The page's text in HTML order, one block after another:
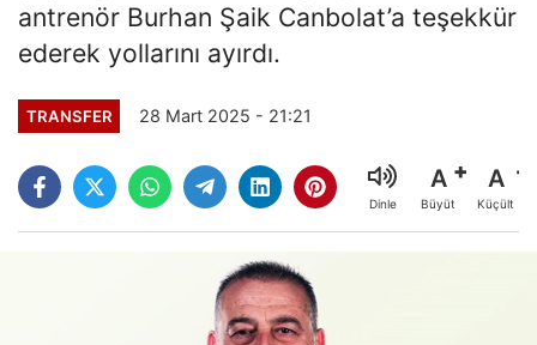
antrenör Burhan Şaik Canbolat’a teşekkür
ederek yollarını ayırdı.
TRANSFER 28 Mart 2025 - 21:21
Dinle
A
Büyüt
A
Küçült